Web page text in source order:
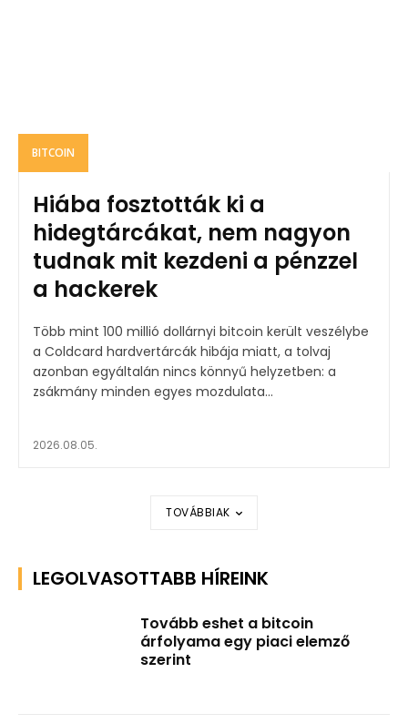
BITCOIN
Hiába fosztották ki a
hidegtárcákat, nem nagyon
tudnak mit kezdeni a pénzzel
a hackerek
Több mint 100 millió dollárnyi bitcoin került veszélybe
a Coldcard hardvertárcák hibája miatt, a tolvaj
azonban egyáltalán nincs könnyű helyzetben: a
zsákmány minden egyes mozdulata...
2026.08.05.
TOVÁBBIAK
LEGOLVASOTTABB HÍREINK
Tovább eshet a bitcoin
árfolyama egy piaci elemző
szerint